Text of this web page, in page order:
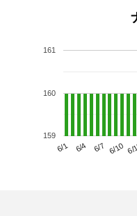
6/1 6/4 6/7 6/10 6/
159
160
161